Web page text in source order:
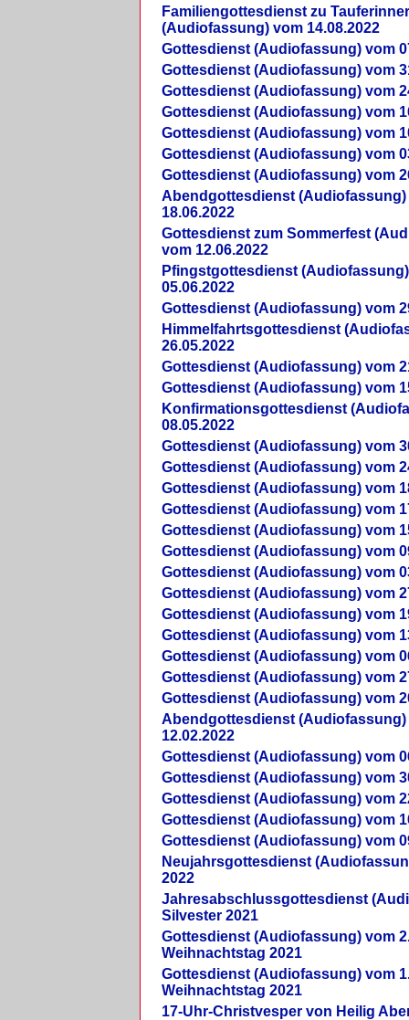
Familiengottesdienst zu
(Audiofassung) vom 14.08.2022
Gottesdienst (Audiofassung) vom
Gottesdienst (Audiofassung) vom
Gottesdienst (Audiofassung) vom
Gottesdienst (Audiofassung) vom
Gottesdienst (Audiofassung) vom
Gottesdienst (Audiofassung) vom
Gottesdienst (Audiofassung) vom
Abendgottesdienst (Audiofassung)
18.06.2022
Gottesdienst zum Sommerfest
vom 12.06.2022
Pfingstgottesdienst
05.06.2022
Gottesdienst (Audiofassung) vom
Himmelfahrtsgottesdienst
26.05.2022
Gottesdienst (Audiofassung) vom
Gottesdienst (Audiofassung) vom
Konfirmationsgottesdienst
08.05.2022
Gottesdienst (Audiofassung) vom
Gottesdienst (Audiofassung) vom
Gottesdienst (Audiofassung) vom
Gottesdienst (Audiofassung) vom
Gottesdienst (Audiofassung) vom
Gottesdienst (Audiofassung) vom
Gottesdienst (Audiofassung) vom
Gottesdienst (Audiofassung) vom
Gottesdienst (Audiofassung) vom
Gottesdienst (Audiofassung) vom
Gottesdienst (Audiofassung) vom
Gottesdienst (Audiofassung) vom
Gottesdienst (Audiofassung) vom
Abendgottesdienst (Audiofassung)
12.02.2022
Gottesdienst (Audiofassung) vom
Gottesdienst (Audiofassung) vom
Gottesdienst (Audiofassung) vom
Gottesdienst (Audiofassung) vom
Gottesdienst (Audiofassung) vom
Neujahrsgottesdienst
2022
Jahresabschlussgottesdienst
Silvester 2021
Gottesdienst (Audiofassung) vom
Weihnachtstag 2021
Gottesdienst (Audiofassung) vom
Weihnachtstag 2021
17-Uhr-Christvesper von Heilig